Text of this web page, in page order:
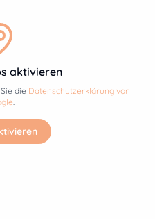
aktivieren
die Datenschutzerklärung von